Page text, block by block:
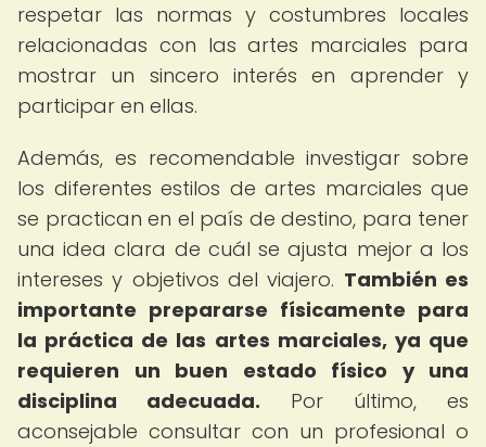
respetar las normas y costumbres locales
relacionadas con las artes marciales para
mostrar un sincero interés en aprender y
participar en ellas.
Además, es recomendable investigar sobre
los diferentes estilos de artes marciales que
se practican en el país de destino, para tener
una idea clara de cuál se ajusta mejor a los
intereses y objetivos del viajero. También es
importante prepararse físicamente para
la práctica de las artes marciales, ya que
requieren un buen estado físico y una
disciplina adecuada. Por último, es
aconsejable consultar con un profesional o